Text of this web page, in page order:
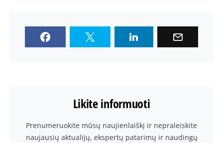
Likite informuoti
Prenumeruokite mūsų naujienlaiškį ir nepraleiskite
naujausių aktualijų, ekspertų patarimų ir naudingų